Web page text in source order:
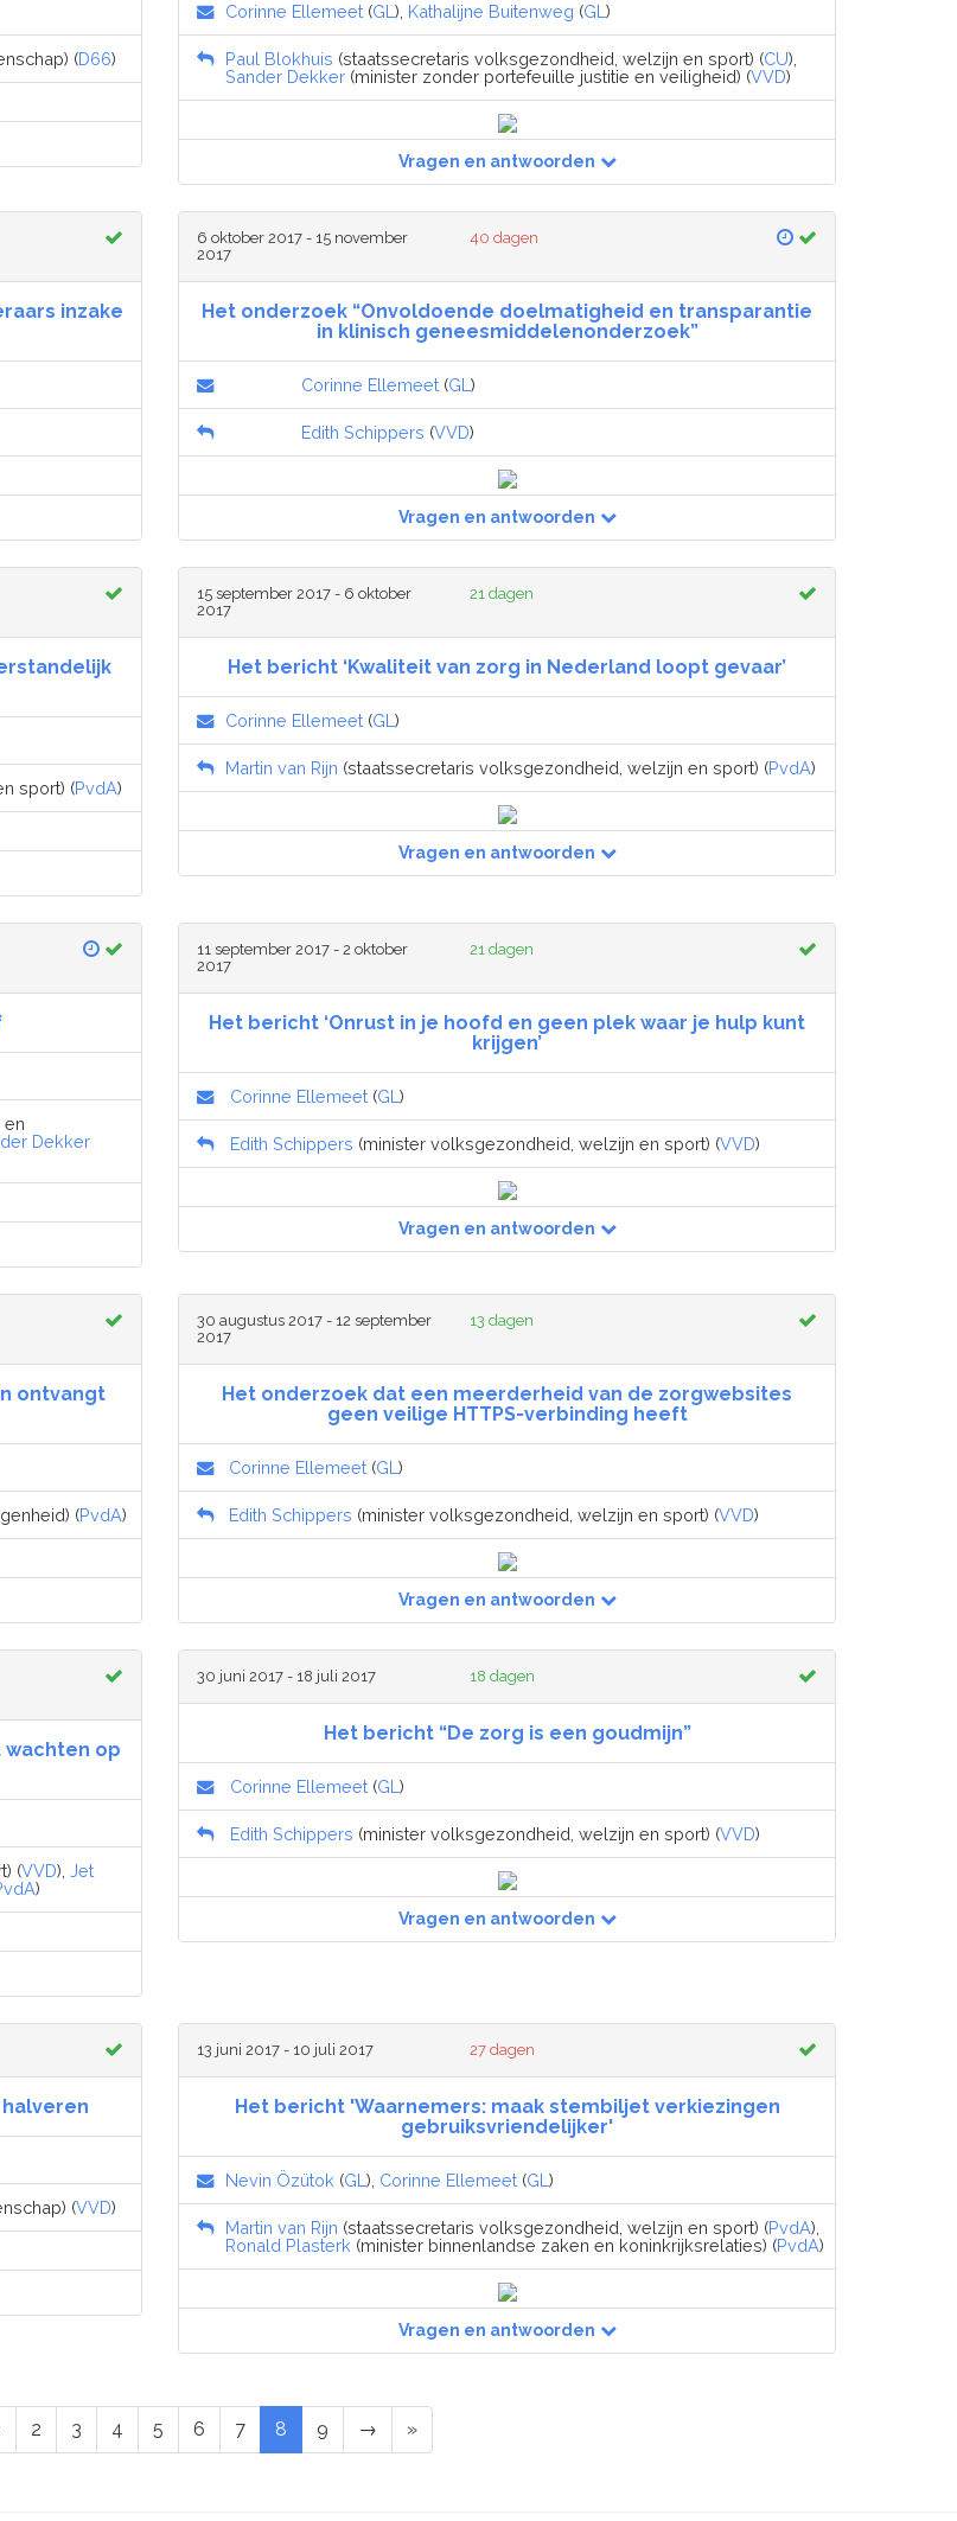
(D66)
Corinne Ellemeet (GL ), Kathalijne Buitenweg (GL )
Paul Blokhuis (staatssecretaris volksgezondheid, welzijn en sport) (CU),
Sander Dekker (minister zonder portefeuille justitie en veiligheid) (VVD)
Vragen en antwoorden
inzake
6 oktober 2017 - 15 november
2017
40 dagen
Het onderzoek “Onvoldoende doelmatigheid en transparantie
in klinisch geneesmiddelenonderzoek”
Corinne Ellemeet (GL )
Edith Schippers (VVD)
Vragen en antwoorden
sport) (PvdA)
15 september 2017 - 6 oktober
2017
21 dagen
Het bericht ‘Kwaliteit van zorg in Nederland loopt gevaar’
Corinne Ellemeet (GL )
Martin van Rijn (staatssecretaris volksgezondheid, welzijn en sport) (PvdA)
Vragen en antwoorden
en
Dekker
11 september 2017 - 2 oktober
2017
21 dagen
Het bericht ‘Onrust in je hoofd en geen plek waar je hulp kunt
krijgen’
Corinne Ellemeet (GL )
Edith Schippers (minister volksgezondheid, welzijn en sport) (VVD)
Vragen en antwoorden
ontvangt
(PvdA)
30 augustus 2017 - 12 september
2017
13 dagen
Het onderzoek dat een meerderheid van de zorgwebsites
geen veilige HTTPS-verbinding heeft
Corinne Ellemeet (GL )
Edith Schippers (minister volksgezondheid, welzijn en sport) (VVD)
Vragen en antwoorden
wachten op
(VVD), Jet
)
30 juni 2017 - 18 juli 2017 18 dagen
Het bericht “De zorg is een goudmijn”
Corinne Ellemeet (GL )
Edith Schippers (minister volksgezondheid, welzijn en sport) (VVD)
Vragen en antwoorden
(VVD)
13 juni 2017 - 10 juli 2017 27 dagen
Het bericht 'Waarnemers: maak stembiljet verkiezingen
gebruiksvriendelijker'
Nevin Özütok (GL ), Corinne Ellemeet (GL )
Martin van Rijn (staatssecretaris volksgezondheid, welzijn en sport) (PvdA),
Ronald Plasterk (minister binnenlandse zaken en koninkrijksrelaties) (PvdA)
Vragen en antwoorden
2 3 4 5 6 7 8 9 → »